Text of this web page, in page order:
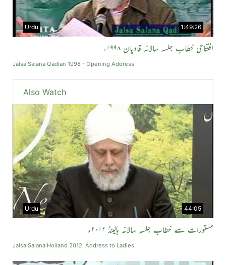
1:49:26
Urdu
افتتاحی خطاب جلسہ سالانہ قادیان ۱۹۹۸ء
Jalsa Salana Qadian 1998 - Opening Address
Also Watch
44:05
Urdu
مستورات سے خطاب جلسہ سالانہ ہالینڈ ۲۰۱۲ء
Jalsa Salana Holland 2012, Address to Ladies